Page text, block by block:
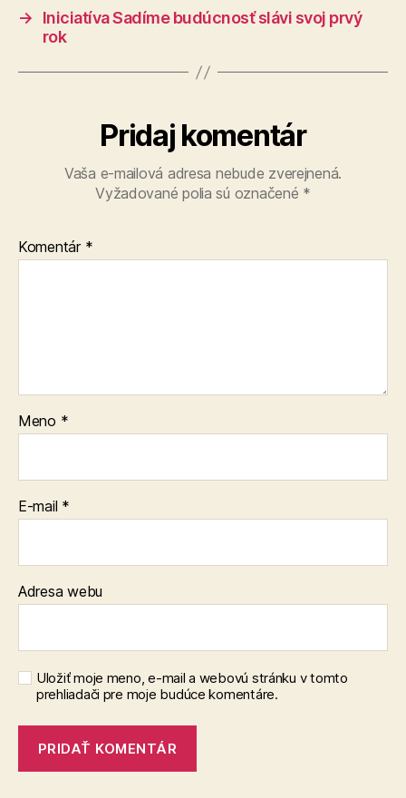
→
Iniciatíva Sadíme budúcnosť slávi svoj prvý
rok
Pridaj komentár
Vaša e-mailová adresa nebude zverejnená.
Vyžadované polia sú označené *
Komentár *
Meno *
E-mail *
Adresa webu
Uložiť moje meno, e-mail a webovú stránku v tomto
prehliadači pre moje budúce komentáre.